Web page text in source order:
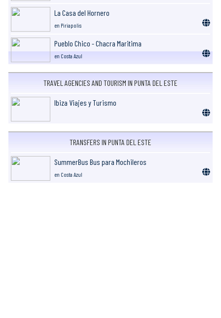
La Casa del Hornero
en Piriapolis
Pueblo Chico - Chacra Maritima
en Costa Azul
TRAVEL AGENCIES AND TOURISM IN PUNTA DEL ESTE
Ibiza Viajes y Turismo
TRANSFERS IN PUNTA DEL ESTE
SummerBus Bus para Mochileros
en Costa Azul